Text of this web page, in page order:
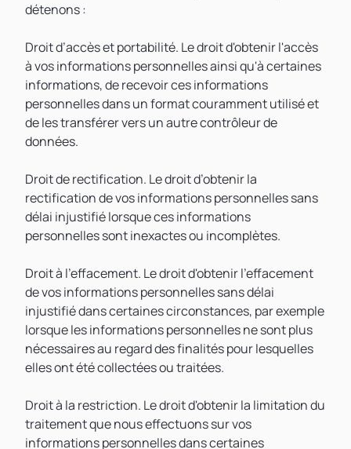
détenons :
Droit d’accès et portabilité. Le droit d'obtenir l'accès
à vos informations personnelles ainsi qu'à certaines
informations, de recevoir ces informations
personnelles dans un format couramment utilisé et
de les transférer vers un autre contrôleur de
données.
Droit de rectification. Le droit d’obtenir la
rectification de vos informations personnelles sans
délai injustifié lorsque ces informations
personnelles sont inexactes ou incomplètes.
Droit à l'effacement. Le droit d'obtenir l'effacement
de vos informations personnelles sans délai
injustifié dans certaines circonstances, par exemple
lorsque les informations personnelles ne sont plus
nécessaires au regard des finalités pour lesquelles
elles ont été collectées ou traitées.
Droit à la restriction. Le droit d'obtenir la limitation du
traitement que nous effectuons sur vos
informations personnelles dans certaines